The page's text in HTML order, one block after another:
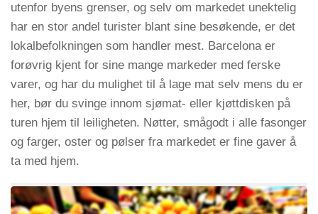
utenfor byens grenser, og selv om markedet unektelig
har en stor andel turister blant sine besøkende, er det
lokalbefolkningen som handler mest. Barcelona er
forøvrig kjent for sine mange markeder med ferske
varer, og har du mulighet til å lage mat selv mens du er
her, bør du svinge innom sjømat- eller kjøttdisken på
turen hjem til leiligheten. Nøtter, smågodt i alle fasonger
og farger, oster og pølser fra markedet er fine gaver å
ta med hjem.